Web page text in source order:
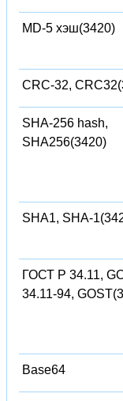
MD-5 хэш(3420)
CRC-32,
SHA-256 hash,
SHA256(3420)
SHA1, SHA-
ГОСТ Р 34.11,
34.11-94,
Base64